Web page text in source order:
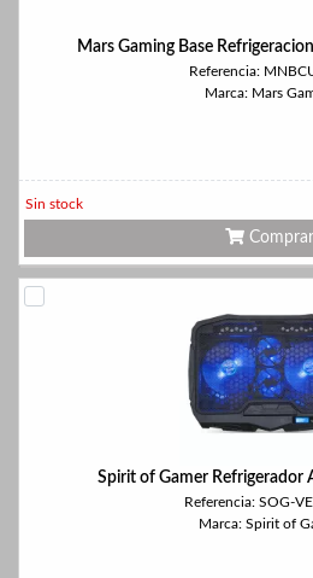
Mars Gaming Base
Referencia:
Marca: Mars
Sin stock
Comprar
Spirit of Gamer Refrigerador
Referencia: SOG-
Marca: Spirit of